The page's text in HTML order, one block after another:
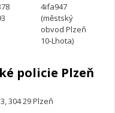
4ifa947
(městský
obvod Plzeň
10-Lhota)
policie Plzeň
304 29 Plzeň